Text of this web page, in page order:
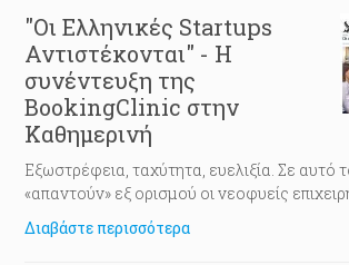
"Οι Ελληνικές Startups
Αντιστέκονται" - Η
συνέντευξη της
BookingClinic στην
Καθημερινή
Εξωστρέφεια, ταχύτητα, ευελιξία. Σε αυτό
«απαντούν» εξ ορισμού οι νεοφυείς
δεδομένη χρονική συγκυρία καλούνται όχι
σκεφτούν δημιουργικά, αλλά να
Διαβάστε περισσότερα